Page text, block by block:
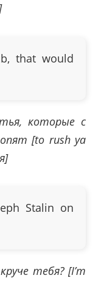
that would
которые с
[to rush ya
Stalin on
тебя? [I’m